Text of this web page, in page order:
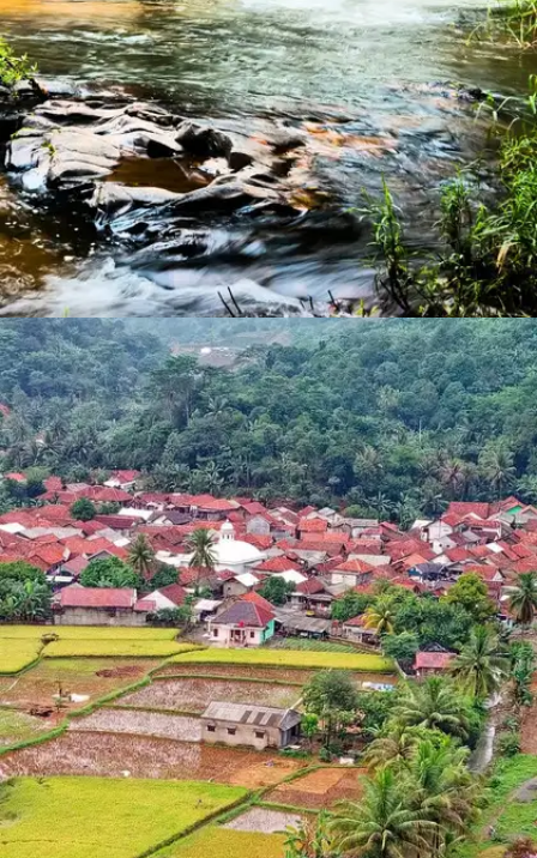
​​बन्नेरघट्टा नेशनल पार्क, बेंगलुरु​
बन्नेरघट्टा राष्ट्रीय उद्यान के कारण यह महानगर शहरी भीड़ में
लोगों को प्रकृति की झलक देता है।